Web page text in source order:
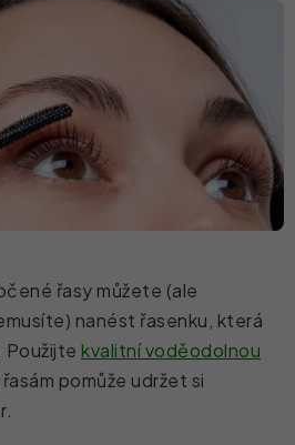
řasy můžete (ale
nanést řasenku, která
kvalitní voděodolnou
pomůže udržet si